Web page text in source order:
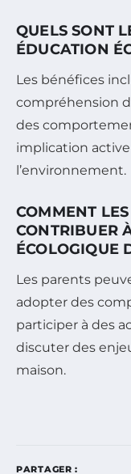
QUELS SONT
ÉDUCATION
Les bénéfices
compréhension
des
implication
l’environnement.
COMMENT
CONTRIBUER
ÉCOLOGIQUE
Les parents
adopter des
participer à des
discuter des
maison.
PARTAGER :